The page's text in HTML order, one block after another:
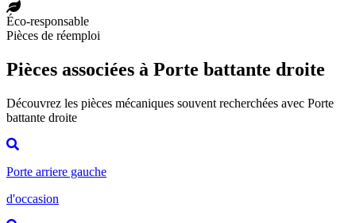
Éco-responsable
Pièces de réemploi
Pièces associées à Porte battante droite
Découvrez les pièces mécaniques souvent recherchées avec Porte
battante droite
Porte arriere gauche
d'occasion